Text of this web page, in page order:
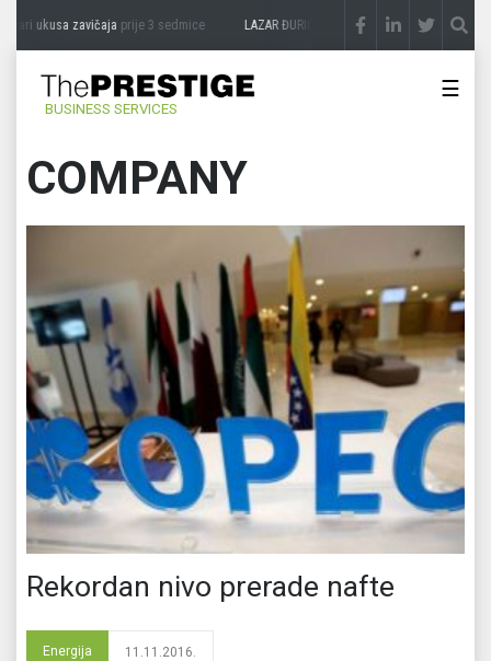
ukusa zavičajaprije 3 sedmice LAZAR ĐURIĆ: Promocija potencijal pretvara u
BUSINESS SERVICES
☰
COMPANY
Rekordan nivo prerade nafte
Energija 11.11.2016.